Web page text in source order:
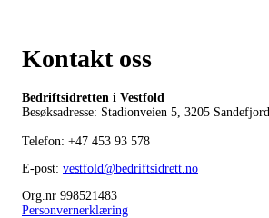
Kontakt oss
Bedriftsidretten i Vestfold
Besøksadresse: Stadionveien 5, 3205 Sandefjord
Telefon: +47 453 93 578
E-post: vestfold@bedriftsidrett.no
Org.nr 998521483
Personvernerklæring